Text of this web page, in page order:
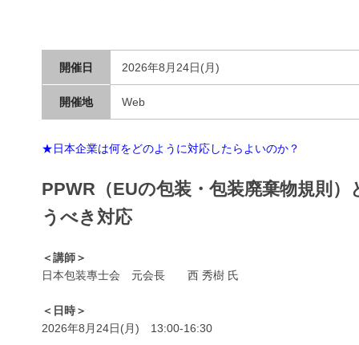
開催日 2026年8月24日(月)
開催地 Web
★日本企業は何をどのように対応したらよいのか？
PPWR（EUの包装・包装廃棄物規則
うべき対応
＜講師＞
日本包装專士会 元会長 西 秀樹 氏
＜日時＞
2026年8月24日(月) 13:00-16:30